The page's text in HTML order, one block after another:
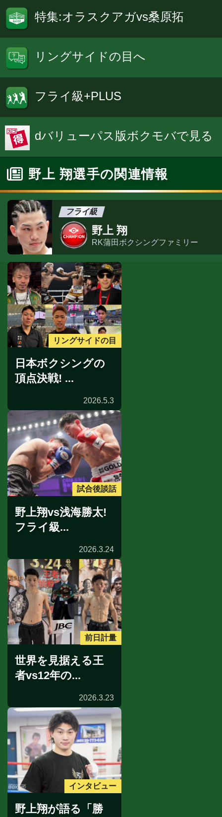
特集:オラスクアガvs桑原拓
リングサイドの目へ
フライ級+PLUS
dバリューパス版ボクモバで見る
野上 翔選手の関連情報
フライ級
野上 翔
RK蒲田ボクシングファミリー
リングサイドの目
日本ボクシングの
頂点決戦! ...
2026.5.3
試合後談話
野上翔vs浅海勝太!
フライ級...
2026.3.24
前日計量
世界を見据える王
者vs12年の...
2026.3.23
インタビュー
野上翔が語る「勝